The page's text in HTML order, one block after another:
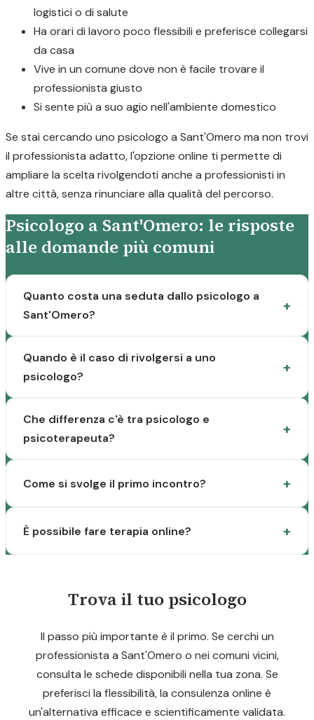
logistici o di salute
Ha orari di lavoro poco flessibili e preferisce collegarsi
da casa
Vive in un comune dove non è facile trovare il
professionista giusto
Si sente più a suo agio nell'ambiente domestico
Se stai cercando uno psicologo a Sant'Omero ma non trovi
il professionista adatto, l'opzione online ti permette di
ampliare la scelta rivolgendoti anche a professionisti in
altre città, senza rinunciare alla qualità del percorso.
Psicologo a Sant'Omero: le risposte
alle domande più comuni
Quanto costa una seduta dallo psicologo a
Sant'Omero?
Quando è il caso di rivolgersi a uno
psicologo?
Che differenza c'è tra psicologo e
psicoterapeuta?
Come si svolge il primo incontro?
È possibile fare terapia online?
Trova il tuo psicologo
Il passo più importante è il primo. Se cerchi un
professionista a Sant'Omero o nei comuni vicini,
consulta le schede disponibili nella tua zona. Se
preferisci la flessibilità, la consulenza online è
un'alternativa efficace e scientificamente validata.